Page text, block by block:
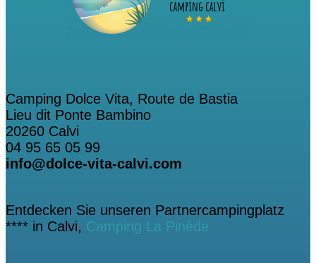
Camping Dolce Vita, Route de Bastia
Lieu dit Ponte Bambino
20260 Calvi
04 95 65 05 99
info@dolce-vita-calvi.com
Entdecken Sie unseren Partnercampingplatz
**** in Calvi, Camping La Pinède